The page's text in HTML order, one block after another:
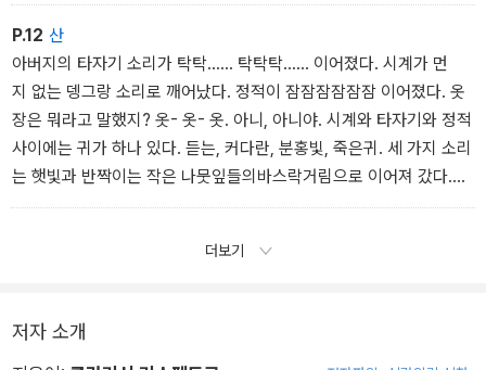
를 읽어 본 적이 없었던 리스펙토르는 작품의 맥락보다는 나열된 단
어들이 주는 인상에 매료되어 이 제목을 받아들였다.
리스펙토르가 데뷔작에 담은 메시지 중 하나는 언어를 넘어선 심상
의 세계에서만 발견할 수 있는 진실에 관한 것이다. 따라서 이 작품
은 단어들의 관습에 도전하고, 낯설게 하고, 거기서 예측할 수 없는 이
미지를 탄생시키곤 한다. 본 작품의한국어판 제목 역시 그러한 특성
t‘를 ‘야생의 심장‘이라는 이미지로 변형시킨 것이다.
P.12 산
아버지의 타자기 소리가 탁탁...... 탁탁탁...... 이어졌다. 시계가 먼
지 없는 뎅그랑 소리로 깨어났다. 정적이 잠잠잠잠잠잠 이어졌다. 옷
장은 뭐라고 말했지? 옷- 옷- 옷. 아니, 아니야. 시계와 타자기와 정적
사이에는 귀가 하나 있다. 듣는, 커다란, 분홍빛, 죽은귀. 세 가지 소리
는 햇빛과 반짝이는 작은 나뭇잎들의바스락거림으로 이어져 갔다.
그녀는 반짝이는 차가운 유리창에 이마를 대고 이웃집 마당을, 저- 죽
히 다져진 따스한 흙, 그 흙의 몹시도 향기롭고 건조한 냄새를 마치 바
더보기
저자 소개